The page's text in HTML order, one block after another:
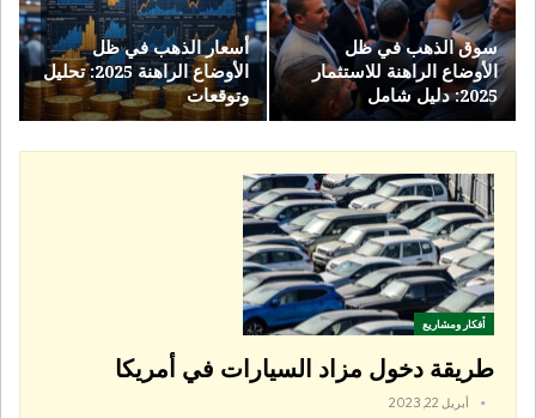
سوق الذهب في ظل
الأوضاع الراهنة للاستثمار
2025: دليل شامل
أسعار الذهب في ظل
الأوضاع الراهنة 2025: تحليل
وتوقعات
أفكار ومشاريع
طريقة دخول مزاد السيارات في أمريكا
أبريل 22, 2023